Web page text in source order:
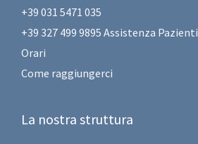
+39 031 5471 035
+39 327 499 9895 Assistenza Pazienti
Orari
Come raggiungerci
La nostra struttura